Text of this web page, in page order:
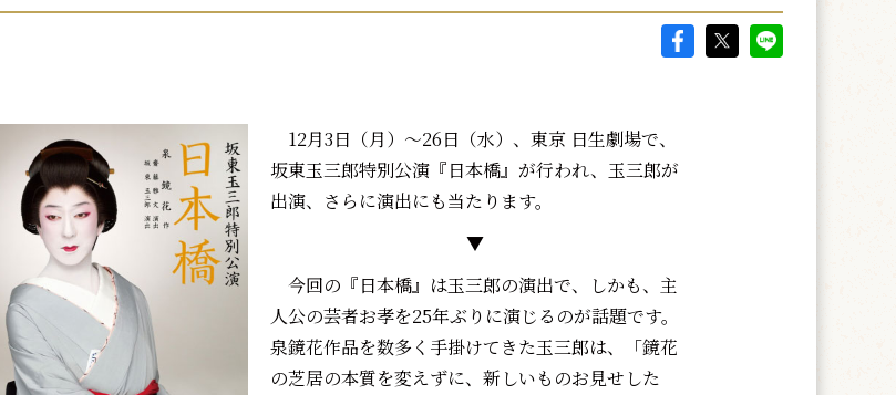
12月3日（月）～26日（水）、東京 日生劇場で、
坂東玉三郎特別公演『日本橋』が行われ、玉三郎が
出演、さらに演出にも当たります。
▼
今回の『日本橋』は玉三郎の演出で、しかも、主
人公の芸者お孝を25年ぶりに演じるのが話題です。
泉鏡花作品を数多く手掛けてきた玉三郎は、「鏡花
の芝居の本質を変えずに、新しいものお見せした